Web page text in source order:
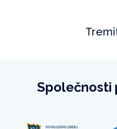
Společnosti